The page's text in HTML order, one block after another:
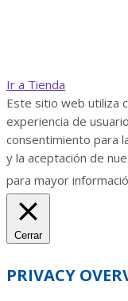
Ir a Tienda
Este sitio web utiliza
experiencia de
consentimiento para
y la aceptación de
para mayor
Cerrar
PRIVACY